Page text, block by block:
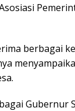
berbagai